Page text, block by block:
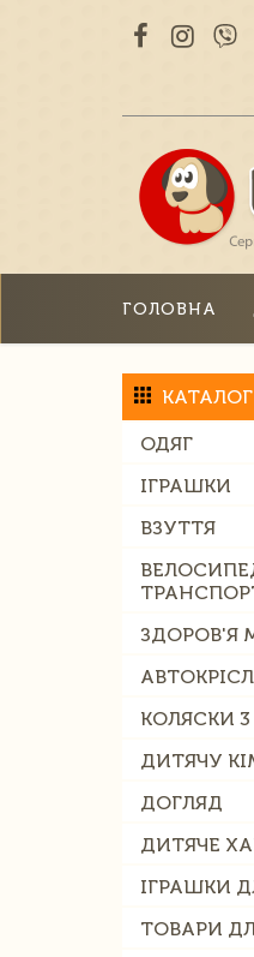
ГОЛОВНА
КАТАЛОГ
ОДЯГ
ІГРАШКИ
ВЗУТТЯ
ЗДОРОВ'Я
КОЛЯСКИ 3
ДИТЯЧУ
ДОГЛЯД
ДИТЯЧЕ
ІГРАШКИ
ТОВАРИ